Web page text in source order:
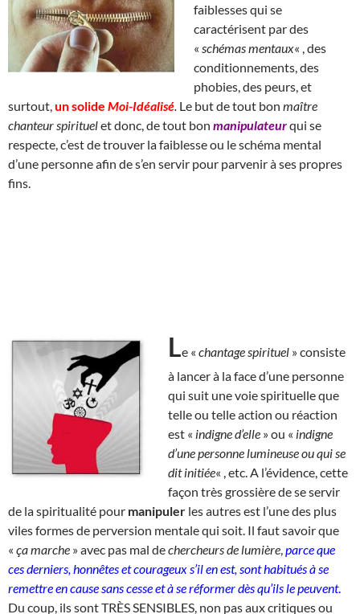
faiblesses qui se
caractérisent par des
« schémas mentaux« , des
conditionnements, des
phobies, des peurs, et
surtout, un solide Moi-Idéalisé Le but de tout bon maître
chanteur spirituelet donc, de tout bon manipulateurqui se
respecte, c’est de trouver la faiblesse ou le schéma mental
d’une personne afin de s’en servir pour parvenir à ses propres
fins.
Le « chantage spirituel » consiste
à lancer à la face d’une personne
qui suit une voie spirituelle que
telle ou telle action ou réaction
est « indigne d’elle » ou « indigne
d’une personne lumineuse ou qui se
dit initiée« , etc. A l’évidence, cette
façon très grossière de se servir
de la spiritualité pour manipuler les autres est l’une des plus
viles formes de perversion mentale qui soit. Il faut savoir que
« ça marche » avec pas mal dechercheurs de lumière parce que
ces derniers, honnêtes et courageux s’il en est, sont habitués à se
remettre en cause sans cesse et à se réformer dès qu’ils le peuvent.
Du coup, ils sont TRÈS SENSIBLES, non pas aux critiques ou